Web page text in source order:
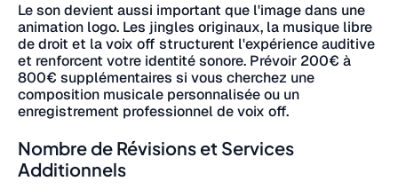
Le son devient aussi important que l'image dans une
animation logo. Les jingles originaux, la musique libre
de droit et la voix off structurent l'expérience auditive
et renforcent votre identité sonore. Prévoir 200€ à
800€ supplémentaires si vous cherchez une
composition musicale personnalisée ou un
enregistrement professionnel de voix off.
Nombre de Révisions et Services
Additionnels